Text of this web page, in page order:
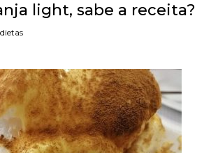
light, sabe a receita?